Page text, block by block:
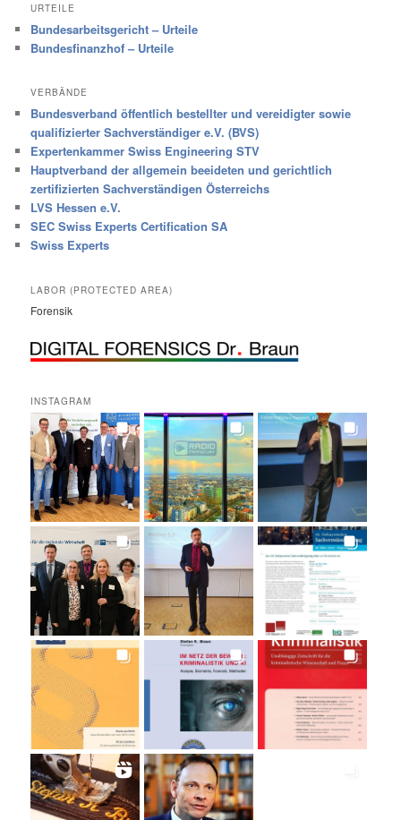
URTEILE
Bundesarbeitsgericht – Urteile
Bundesfinanzhof – Urteile
VERBÄNDE
Bundesverband öffentlich bestellter und vereidigter sowie
qualifizierter Sachverständiger e.V. (BVS)
Expertenkammer Swiss Engineering STV
Hauptverband der allgemein beeideten und gerichtlich
zertifizierten Sachverständigen Österreichs
LVS Hessen e.V.
SEC Swiss Experts Certification SA
Swiss Experts
LABOR (PROTECTED AREA)
Forensik
INSTAGRAM